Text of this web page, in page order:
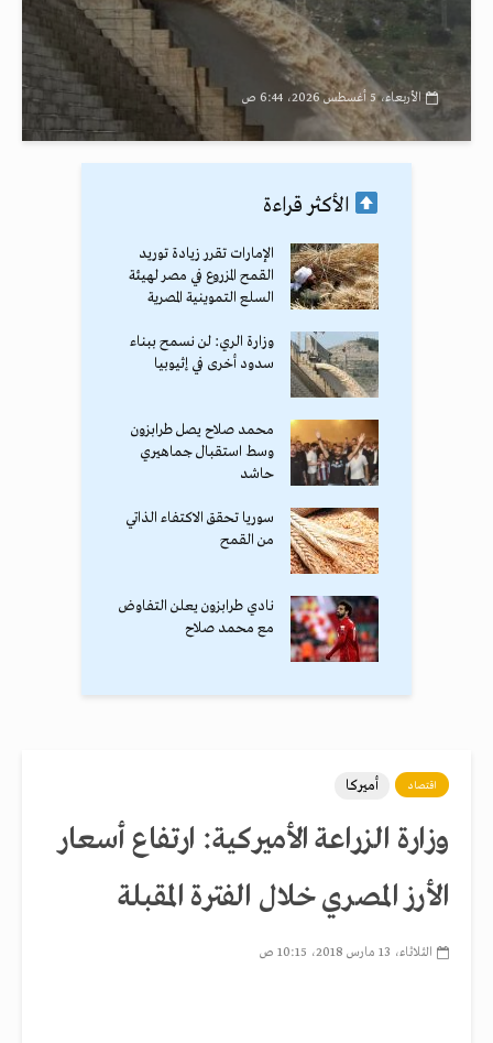
الأربعاء، 5 أغسطس 2026، 6:44 ص
الأكثر قراءة
الإمارات تقرر زيادة توريد
القمح المزروع في مصر لهيئة
السلع التموينية المصرية
وزارة الري: لن نسمح ببناء
سدود أخرى في إثيوبيا
محمد صلاح يصل طرابزون
وسط استقبال جماهيري
حاشد
سوريا تحقق الاكتفاء الذاتي
من القمح
نادي طرابزون يعلن التفاوض
مع محمد صلاح
اقتصاد أميركا
وزارة الزراعة الأميركية: ارتفاع أسعار
الأرز المصري خلال الفترة المقبلة
الثلاثاء، 13 مارس 2018، 10:15 ص